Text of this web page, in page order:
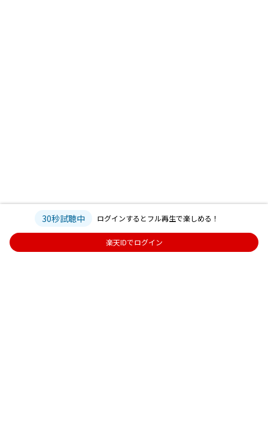
30秒試聴中 ログインするとフル再生で楽しめる！
楽天IDでログイン